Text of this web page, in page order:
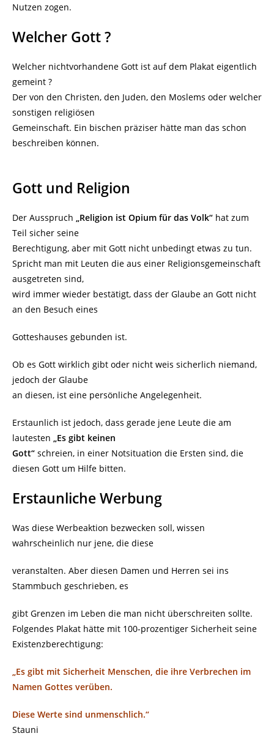
Nutzen zogen.
Welcher Gott ?
Welcher nichtvorhandene Gott ist auf dem Plakat eigentlich
gemeint ?
Der von den Christen, den Juden, den Moslems oder welcher
sonstigen religiösen
Gemeinschaft. Ein bischen präziser hätte man das schon
beschreiben können.
Gott und Religion
Der Ausspruch „Religion ist Opium für das Volk“ hat zum
Teil sicher seine
Berechtigung, aber mit Gott nicht unbedingt etwas zu tun.
Spricht man mit Leuten die aus einer Religionsgemeinschaft
ausgetreten sind,
wird immer wieder bestätigt, dass der Glaube an Gott nicht
an den Besuch eines
Gotteshauses gebunden ist.
Ob es Gott wirklich gibt oder nicht weis sicherlich niemand,
jedoch der Glaube
an diesen, ist eine persönliche Angelegenheit.
Erstaunlich ist jedoch, dass gerade jene Leute die am
lautesten „Es gibt keinen
Gott“ schreien, in einer Notsituation die Ersten sind, die
diesen Gott um Hilfe bitten.
Erstaunliche Werbung
Was diese Werbeaktion bezwecken soll, wissen
wahrscheinlich nur jene, die diese
veranstalten. Aber diesen Damen und Herren sei ins
Stammbuch geschrieben, es
gibt Grenzen im Leben die man nicht überschreiten sollte.
Folgendes Plakat hätte mit 100-prozentiger Sicherheit seine
Existenzberechtigung:
„Es gibt mit Sicherheit Menschen, die ihre Verbrechen im
Namen Gottes verüben.
Diese Werte sind unmenschlich.“
Stauni